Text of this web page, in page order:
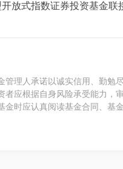
放式指数证券投资基金
管理人承诺以诚实信用、勤勉
者应根据自身风险承受能力，
金时应认真阅读基金合同、基